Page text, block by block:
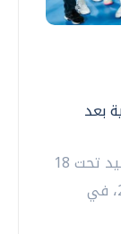
بعد
خسر المنتخب المصري للناشئات لكرة اليد تحت 18
عامًا أمام نظيره الإسباني بنتيجة 26-27، في